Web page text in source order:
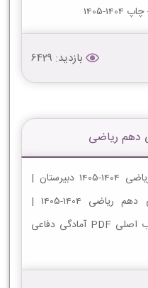
بازدید: 6429
دهم ریاضی
دانلود کتاب آمادگی دفاعی دهم ریاضی 1404-1405 دبیرستان |
کتاب اصلی PDF آمادگی دفاعی دهم ریاضی 1404-1405 |
دبیرستان دانلود PDF رایگان | کتاب اصلی PDF آمادگی دفاعی